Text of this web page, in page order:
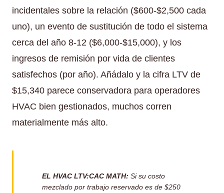
incidentales sobre la relación ($600-$2,500 cada
uno), un evento de sustitución de todo el sistema
cerca del año 8-12 ($6,000-$15,000), y los
ingresos de remisión por vida de clientes
satisfechos (por año). Añádalo y la cifra LTV de
$15,340 parece conservadora para operadores
HVAC bien gestionados, muchos corren
materialmente más alto.
EL HVAC LTV:CAC MATH: Si su costo
mezclado por trabajo reservado es de $250